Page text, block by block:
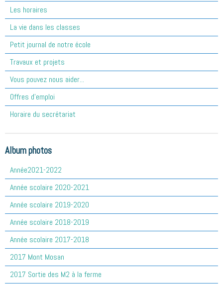
Les horaires
La vie dans les classes
Petit journal de notre école
Travaux et projets
Vous pouvez nous aider...
Offres d'emploi
Horaire du secrétariat
Album photos
Année2021-2022
Année scolaire 2020-2021
Année scolaire 2019-2020
Année scolaire 2018-2019
Année scolaire 2017-2018
2017 Mont Mosan
2017 Sortie des M2 à la ferme